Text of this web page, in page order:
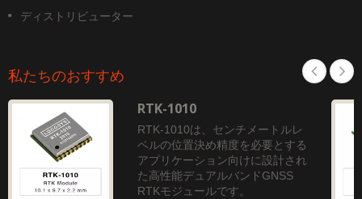
ディストリビューター
私たちのおすすめ
RTK-1010
RTK-1010は、センチメートルレ
ベルの位置決め精度を必要とする
アプリケーション向けに設計され
た高性能デュアルバンドGNSS
RTKモジュールです。